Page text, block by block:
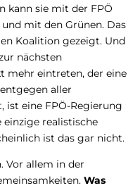
kann sie mit der FPÖ
mit den Grünen. Das
Koalition gezeigt. Und
nächsten
mehr eintreten, der eine
aller
eine FPÖ-Regierung
realistische
ist das gar nicht.
Vor allem in der
Was